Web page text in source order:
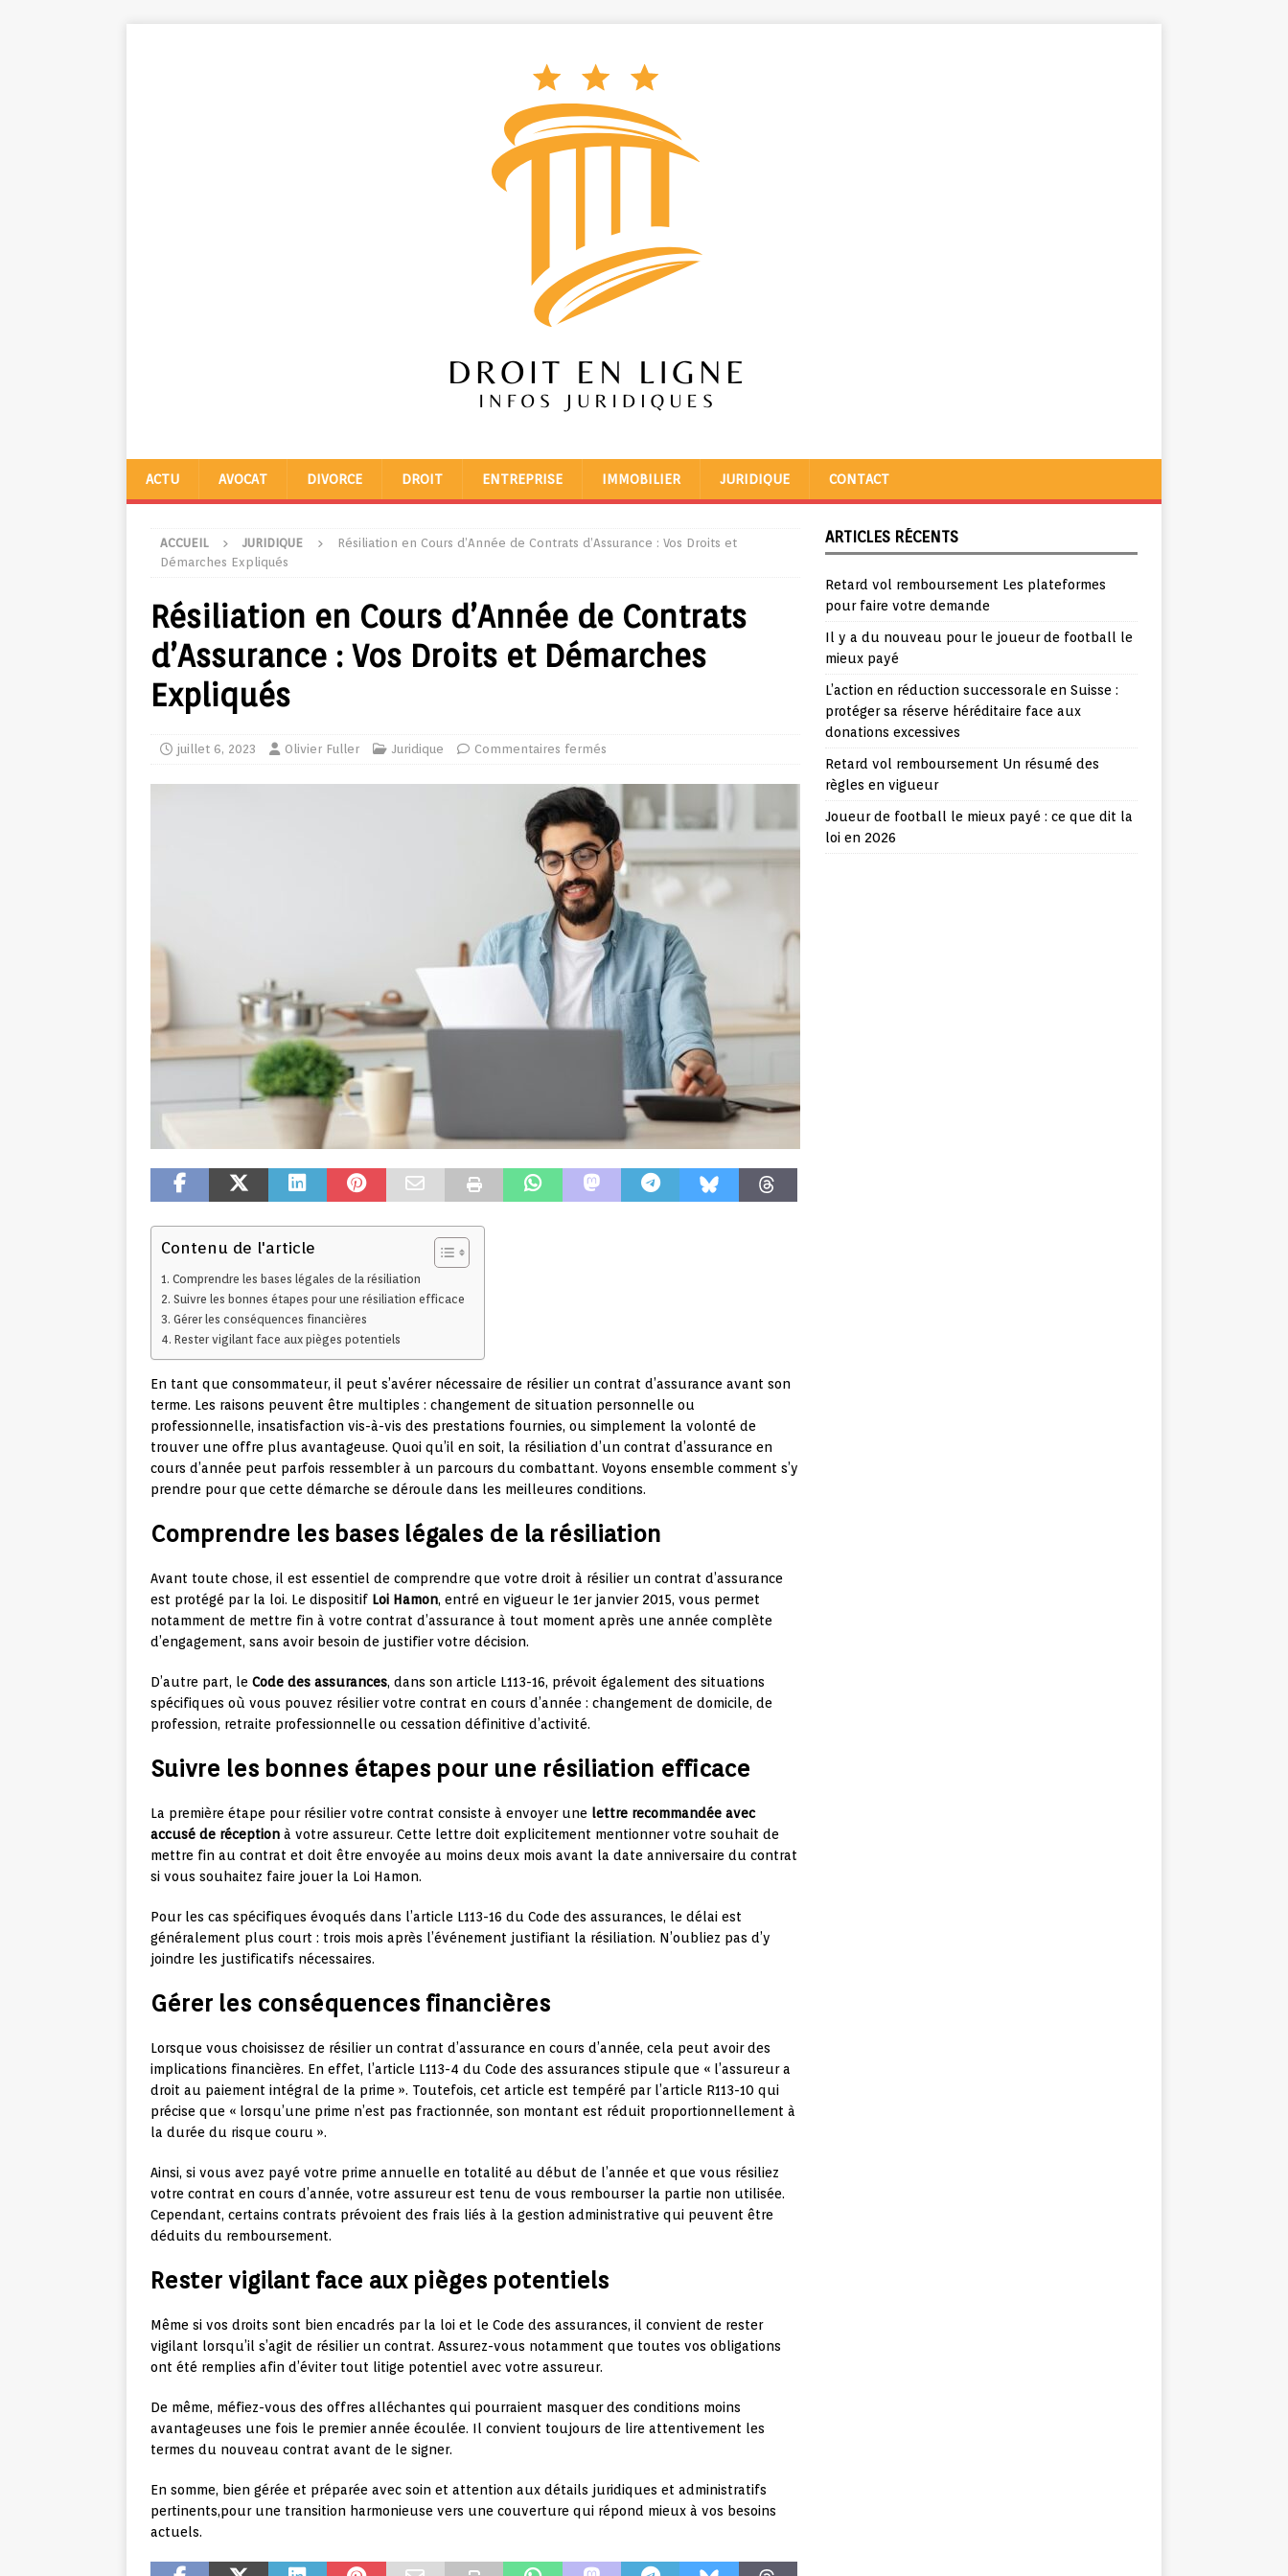
ACTU AVOCAT DIVORCE DROIT ENTREPRISE IMMOBILIER JURIDIQUE CONTACT
ACCUEIL JURIDIQUE
Résiliation en Cours d’Année de Contrats d’Assurance : Vos Droits et
Démarches Expliqués
Résiliation en Cours d’Année de Contrats
d’Assurance : Vos Droits et Démarches
Expliqués
juillet 6, 2023 Olivier Fuller Juridique Commentaires fermés
Contenu de l'article
Comprendre les bases légales de la résiliation
Suivre les bonnes étapes pour une résiliation efficace
Gérer les conséquences financières
Rester vigilant face aux pièges potentiels
En tant que consommateur, il peut s’avérer nécessaire de résilier un contrat d’assurance avant son
terme. Les raisons peuvent être multiples : changement de situation personnelle ou
professionnelle, insatisfaction vis-à-vis des prestations fournies, ou simplement la volonté de
trouver une offre plus avantageuse. Quoi qu’il en soit, la résiliation d’un contrat d’assurance en
cours d’année peut parfois ressembler à un parcours du combattant. Voyons ensemble comment s’y
prendre pour que cette démarche se déroule dans les meilleures conditions.
Comprendre les bases légales de la résiliation
Avant toute chose, il est essentiel de comprendre que votre droit à résilier un contrat d’assurance
est protégé par la loi. Le dispositif Loi Hamon, entré en vigueur le 1er janvier 2015, vous permet
notamment de mettre fin à votre contrat d’assurance à tout moment après une année complète
d’engagement, sans avoir besoin de justifier votre décision.
D’autre part, le Code des assurances, dans son article L113-16, prévoit également des situations
spécifiques où vous pouvez résilier votre contrat en cours d’année : changement de domicile, de
profession, retraite professionnelle ou cessation définitive d’activité.
Suivre les bonnes étapes pour une résiliation efficace
La première étape pour résilier votre contrat consiste à envoyer une lettre recommandée avec
accusé de réception à votre assureur. Cette lettre doit explicitement mentionner votre souhait de
mettre fin au contrat et doit être envoyée au moins deux mois avant la date anniversaire du contrat
si vous souhaitez faire jouer la Loi Hamon.
Pour les cas spécifiques évoqués dans l’article L113-16 du Code des assurances, le délai est
généralement plus court : trois mois après l’événement justifiant la résiliation. N’oubliez pas d’y
joindre les justificatifs nécessaires.
Gérer les conséquences financières
Lorsque vous choisissez de résilier un contrat d’assurance en cours d’année, cela peut avoir des
implications financières. En effet, l’article L113-4 du Code des assurances stipule que « l’assureur a
droit au paiement intégral de la prime ». Toutefois, cet article est tempéré par l’article R113-10 qui
précise que « lorsqu’une prime n’est pas fractionnée, son montant est réduit proportionnellement à
la durée du risque couru ».
Ainsi, si vous avez payé votre prime annuelle en totalité au début de l’année et que vous résiliez
votre contrat en cours d’année, votre assureur est tenu de vous rembourser la partie non utilisée.
Cependant, certains contrats prévoient des frais liés à la gestion administrative qui peuvent être
déduits du remboursement.
Rester vigilant face aux pièges potentiels
Même si vos droits sont bien encadrés par la loi et le Code des assurances, il convient de rester
vigilant lorsqu’il s’agit de résilier un contrat. Assurez-vous notamment que toutes vos obligations
ont été remplies afin d’éviter tout litige potentiel avec votre assureur.
De même, méfiez-vous des offres alléchantes qui pourraient masquer des conditions moins
avantageuses une fois le premier année écoulée. Il convient toujours de lire attentivement les
termes du nouveau contrat avant de le signer.
En somme, bien gérée et préparée avec soin et attention aux détails juridiques et administratifs
pertinents,pour une transition harmonieuse vers une couverture qui répond mieux à vos besoins
actuels.
ARTICLES RÉCENTS
Retard vol remboursement Les plateformes
pour faire votre demande
Il y a du nouveau pour le joueur de football le
mieux payé
L’action en réduction successorale en Suisse :
protéger sa réserve héréditaire face aux
donations excessives
Retard vol remboursement Un résumé des
règles en vigueur
Joueur de football le mieux payé : ce que dit la
loi en 2026